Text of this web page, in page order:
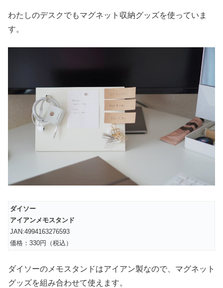
わたしのデスクでもマグネット収納グッズを使っていま
す。
ダイソー
アイアンメモスタンド
JAN:4994163276593
価格：330円（税込）
ダイソーのメモスタンドはアイアン製なので、マグネット
グッズを組み合わせて使えます。